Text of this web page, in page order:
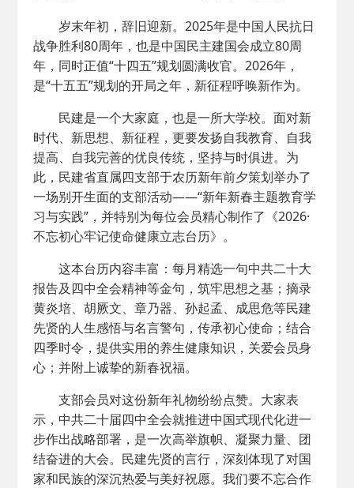
岁末年初，辞旧迎新。2025年是中国人民抗日
战争胜利80周年，也是中国民主建国会成立80周
年，同时正值“十四五”规划圆满收官。2026年，
是“十五五”规划的开局之年，新征程呼唤新作为。
民建是一个大家庭，也是一所大学校。面对新
时代、新思想、新征程，更要发扬自我教育、自我
提高、自我完善的优良传统，坚持与时俱进。为
此，民建省直属四支部于农历新年前夕策划举办了
一场别开生面的支部活动——“新年新春主题教育学
习与实践”，并特别为每位会员精心制作了《2026·
不忘初心牢记使命健康立志台历》。
这本台历内容丰富：每月精选一句中共二十大
报告及四中全会精神等金句，筑牢思想之基；摘录
黄炎培、胡厥文、章乃器、孙起孟、成思危等民建
先贤的人生感悟与名言警句，传承初心使命；结合
四季时令，提供实用的养生健康知识，关爱会员身
心；并附上诚挚的新春祝福。
支部会员对这份新年礼物纷纷点赞。大家表
示，中共二十届四中全会就推进中国式现代化进一
步作出战略部署，是一次高举旗帜、凝聚力量、团
结奋进的大会。民建先贤的言行，深刻体现了对国
家和民族的深沉热爱与美好祝愿。我们要不忘合作